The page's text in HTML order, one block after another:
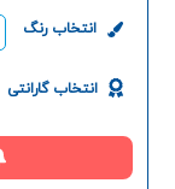
انتخاب رنگ
انتخاب گارانتی